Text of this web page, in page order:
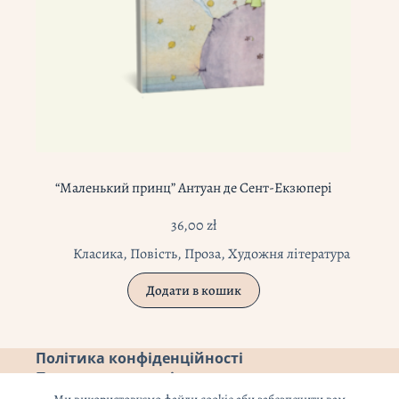
“Маленький принц” Антуан де Сент-Екзюпері
36,00zł
Класика, Повість, Проза,Художня література
Додати в кошик
Політика конфіденційності
Повернення коштів